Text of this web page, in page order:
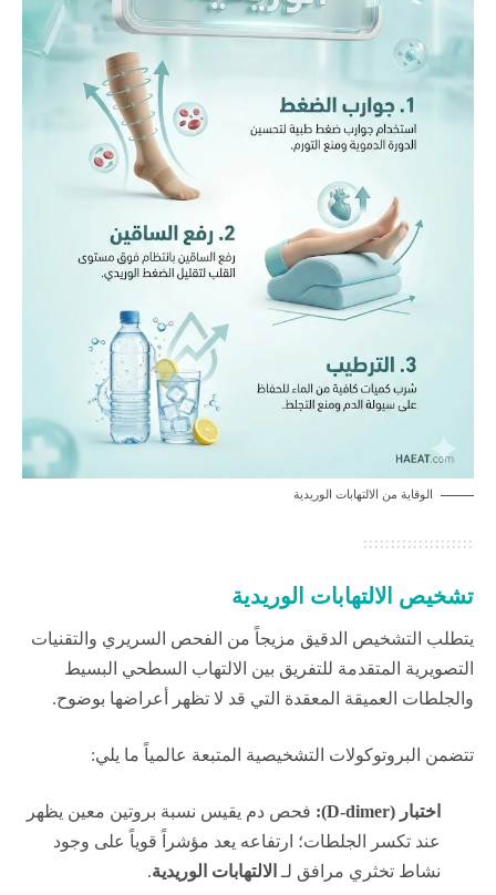
الوقاية من الالتهابات الوريدية
تشخيص الالتهابات الوريدية
يتطلب التشخيص الدقيق مزيجاً من الفحص السريري والتقنيات
التصويرية المتقدمة للتفريق بين الالتهاب السطحي البسيط
والجلطات العميقة المعقدة التي قد لا تظهر أعراضها بوضوح.
تتضمن البروتوكولات التشخيصية المتبعة عالمياً ما يلي:
اختبار (D-dimer):
فحص دم يقيس نسبة بروتين معين يظهر
عند تكسر الجلطات؛ ارتفاعه يعد مؤشراً قوياً على وجود
نشاط تخثري مرافق لـ الالتهابات الوريدية.